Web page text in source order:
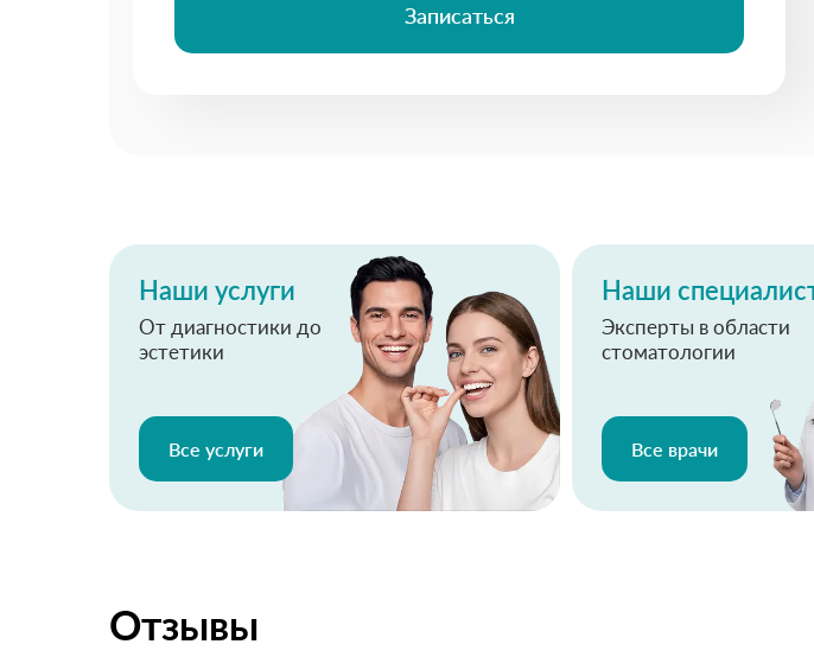
Записаться
Наши услуги
От диагностики до
эстетики
Все услуги
Наши
Эксперты в области
стоматологии
Все врачи
Отзывы